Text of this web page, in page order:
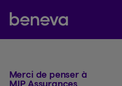
Partenaire Beneva
Contacter
Merci de penser à
MJP Assurances